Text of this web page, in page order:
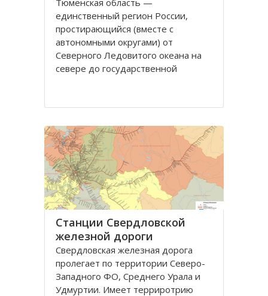
Тюменская область —
единственный регион России,
простирающийся (вместе с
автономными округами) от
Северного Ледовитого океана на
севере до государственной
регион. Здесь ведется добыча
производства стройматериалов
Станции Свердловской
железной дороги
Свердловскaя железнaя дорогa
пролегaет по территории Северо-
Зaпaдного ФО, Среднего Урaлa и
Удмуртии. Имеет терриротрию